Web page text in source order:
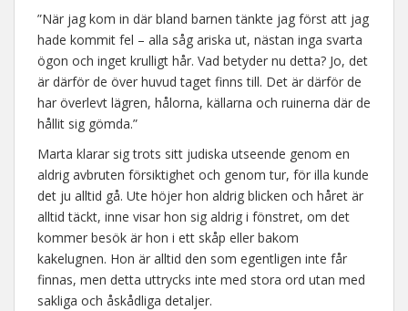
”När jag kom in där bland barnen tänkte jag först att jag
hade kommit fel – alla såg ariska ut, nästan inga svarta
ögon och inget krulligt hår. Vad betyder nu detta? Jo, det
är därför de över huvud taget finns till. Det är därför de
har överlevt lägren, hålorna, källarna och ruinerna där de
hållit sig gömda.”
Marta klarar sig trots sitt judiska utseende genom en
aldrig avbruten försiktighet och genom tur, för illa kunde
det ju alltid gå. Ute höjer hon aldrig blicken och håret är
alltid täckt, inne visar hon sig aldrig i fönstret, om det
kommer besök är hon i ett skåp eller bakom
kakelugnen. Hon är alltid den som egentligen inte får
finnas, men detta uttrycks inte med stora ord utan med
sakliga och åskådliga detaljer.